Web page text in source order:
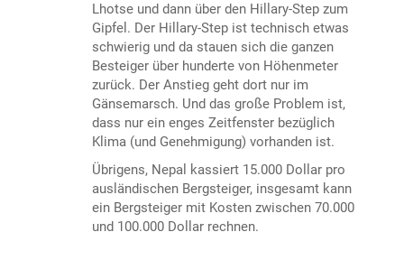
Lhotse und dann über den Hillary-Step zum
Gipfel. Der Hillary-Step ist technisch etwas
schwierig und da stauen sich die ganzen
Besteiger über hunderte von Höhenmeter
zurück. Der Anstieg geht dort nur im
Gänsemarsch. Und das große Problem ist,
dass nur ein enges Zeitfenster bezüglich
Klima (und Genehmigung) vorhanden ist.
Übrigens, Nepal kassiert 15.000 Dollar pro
ausländischen Bergsteiger, insgesamt kann
ein Bergsteiger mit Kosten zwischen 70.000
und 100.000 Dollar rechnen.